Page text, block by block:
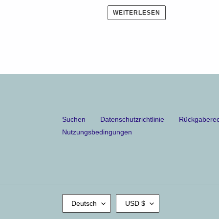
WEITERLESEN
Suchen Datenschutzrichtlinie
Nutzungsbedingungen
S
R
Deutsch
W
H
USD $